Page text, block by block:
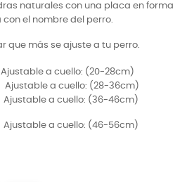
naturales con una placa en forma
el nombre del perro.
que más se ajuste a tu perro.
a cuello: (20-28cm)
a cuello: (28-36cm)
a cuello: (36-46cm)
a cuello: (46-56cm)